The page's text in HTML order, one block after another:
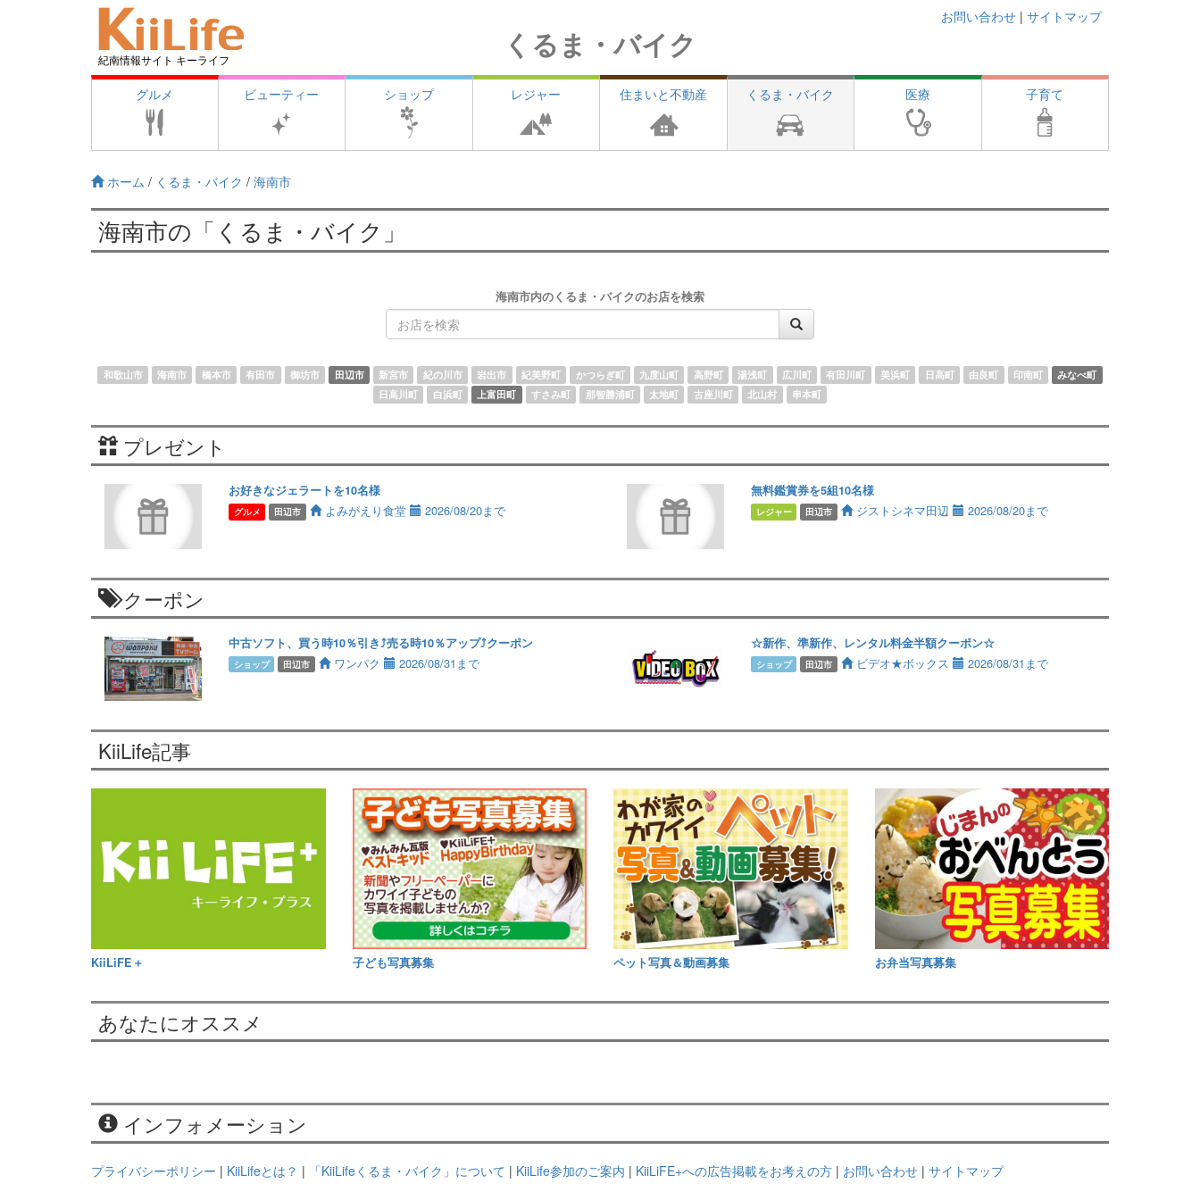
紀南情報サイト キーライフ くるま・バイク
お問い合わせ | サイトマップ
グルメ ビューティー ショップ レジャー 住まいと不動産 くるま・バイク 医療 子育て
ホーム / くるま・バイク / 海南市
海南市の「くるま・バイク」
海南市内のくるま・バイクのお店を検索
和歌山市 海南市 橋本市 有田市 御坊市 田辺市 新宮市 紀の川市 岩出市 紀美野町 かつらぎ町 九度山町 高野町 湯浅町 広川町 有田川町 美浜町 日高町 由良町 印南町
みなべ町
日高川町
白浜町 上富田町 すさみ町 那智勝浦町 太地町 古座川町 北山村 串本町
プレゼント
お好きなジェラートを10名様
グルメ 田辺市 よみがえり食堂 2026/08/20まで
無料鑑賞券を5組10名様
レジャー 田辺市 ジストシネマ田辺 2026/08/20まで
クーポン
中古ソフト、買う時10％引き⤴️売る時10％アップ⤴️クーポン
ショップ 田辺市 ワンパク 2026/08/31まで
☆新作、準新作、レンタル料金半額クーポン☆
ショップ 田辺市 ビデオ★ボックス 2026/08/31まで
KiiLife記事
KiiLiFE＋ 子ども写真募集 ペット写真＆動画募集 お弁当写真募集
あなたにオススメ
インフォメーション
プライバシーポリシー | KiiLifeとは？ | 「KiiLifeくるま・バイク」について | KiiLife参加のご案内 | KiiLiFE+への広告掲載をお考えの方 | お問い合わせ | サイトマップ